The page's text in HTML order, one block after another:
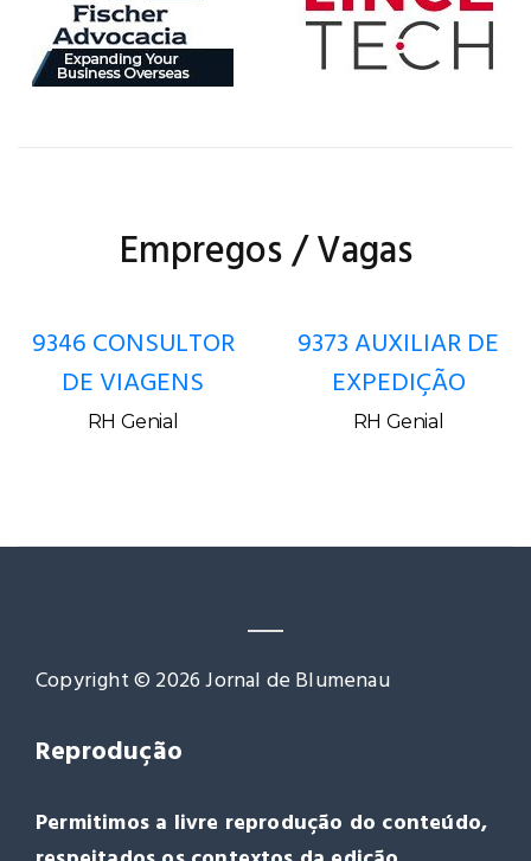
Empregos / Vagas
9346 CONSULTOR
DE VIAGENS
RH Genial
9373 AUXILIAR DE
EXPEDIÇÃO
RH Genial
Copyright © 2026 Jornal de Blumenau
Reprodução
Permitimos a livre reprodução do conteúdo,